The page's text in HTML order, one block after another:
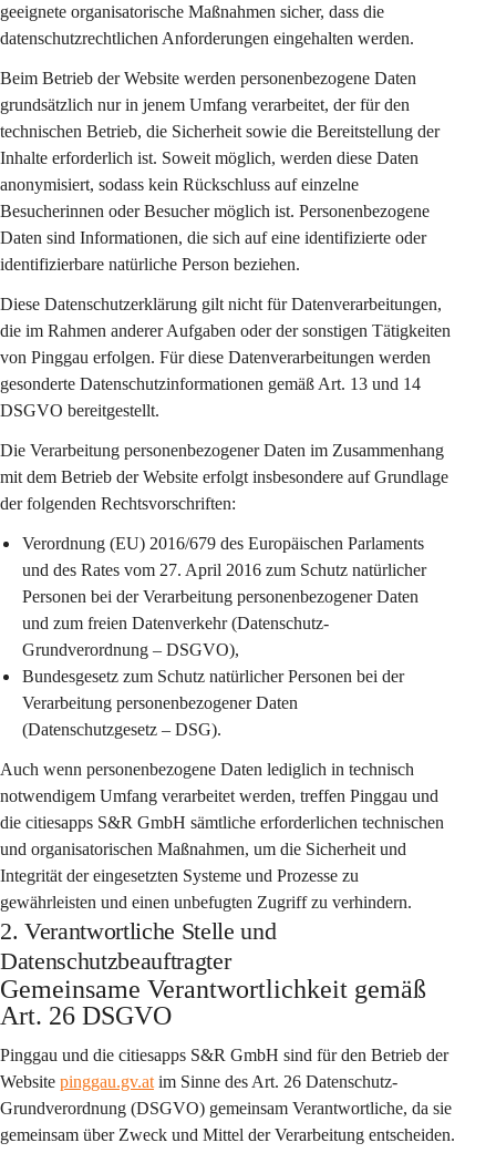
geeignete organisatorische Maßnahmen sicher, dass die
datenschutzrechtlichen Anforderungen eingehalten werden.
Beim Betrieb der Website werden personenbezogene Daten
grundsätzlich nur in jenem Umfang verarbeitet, der für den
technischen Betrieb, die Sicherheit sowie die Bereitstellung der
Inhalte erforderlich ist. Soweit möglich, werden diese Daten
anonymisiert, sodass kein Rückschluss auf einzelne
Besucherinnen oder Besucher möglich ist. Personenbezogene
Daten sind Informationen, die sich auf eine identifizierte oder
identifizierbare natürliche Person beziehen.
Diese Datenschutzerklärung gilt nicht für Datenverarbeitungen,
die im Rahmen anderer Aufgaben oder der sonstigen Tätigkeiten
von Pinggau erfolgen. Für diese Datenverarbeitungen werden
gesonderte Datenschutzinformationen gemäß Art. 13 und 14
DSGVO bereitgestellt.
Die Verarbeitung personenbezogener Daten im Zusammenhang
mit dem Betrieb der Website erfolgt insbesondere auf Grundlage
der folgenden Rechtsvorschriften:
Verordnung (EU) 2016/679 des Europäischen Parlaments
und des Rates vom 27. April 2016 zum Schutz natürlicher
Personen bei der Verarbeitung personenbezogener Daten
und zum freien Datenverkehr (Datenschutz-
Grundverordnung – DSGVO),
Bundesgesetz zum Schutz natürlicher Personen bei der
Verarbeitung personenbezogener Daten
(Datenschutzgesetz – DSG).
Auch wenn personenbezogene Daten lediglich in technisch
notwendigem Umfang verarbeitet werden, treffen Pinggau und
die citiesapps S&R GmbH sämtliche erforderlichen technischen
und organisatorischen Maßnahmen, um die Sicherheit und
Integrität der eingesetzten Systeme und Prozesse zu
gewährleisten und einen unbefugten Zugriff zu verhindern.
2. Verantwortliche Stelle und
Datenschutzbeauftragter
Gemeinsame Verantwortlichkeit gemäß
Art. 26 DSGVO
Pinggau und die citiesapps S&R GmbH sind für den Betrieb der
Website pinggau.gv.at im Sinne des Art. 26 Datenschutz-
Grundverordnung (DSGVO) gemeinsam Verantwortliche, da sie
gemeinsam über Zweck und Mittel der Verarbeitung entscheiden.